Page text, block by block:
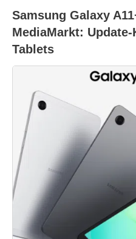
Samsung Galaxy
MediaMarkt:
Tablets